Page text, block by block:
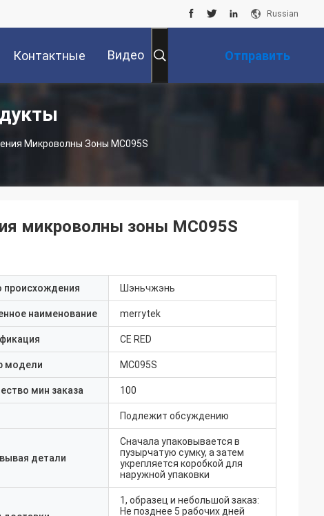
Russian
Контактные
Данные
Видео Отправить
Микроволны Зоны MC095S
микроволны зоны MC095S
происхождения Шэньчжэнь
наименование merrytek
CE RED
модели MC095S
мин заказа 100
Подлежит обсуждению
детали
Сначала упаковывается в
пузырчатую сумку, а затем
укрепляется коробкой для
наружной упаковки
1, образец и небольшой заказ:
Не позднее 5 рабочих дней